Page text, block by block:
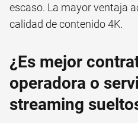
escaso. La mayor ventaja
calidad de contenido 4K.
¿Es mejor
operadora o
streaming